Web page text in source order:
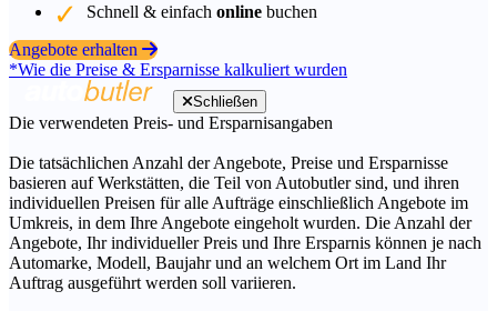
Schnell & einfach online buchen
Angebote erhalten
*Wie die Preise & Ersparnisse kalkuliert wurden
Schließen
Die verwendeten Preis- und Ersparnisangaben
Die tatsächlichen Anzahl der Angebote, Preise und Ersparnisse
basieren auf Werkstätten, die Teil von Autobutler sind, und ihren
individuellen Preisen für alle Aufträge einschließlich Angebote im
Umkreis, in dem Ihre Angebote eingeholt wurden. Die Anzahl der
Angebote, Ihr individueller Preis und Ihre Ersparnis können je nach
Automarke, Modell, Baujahr und an welchem Ort im Land Ihr
Auftrag ausgeführt werden soll variieren.